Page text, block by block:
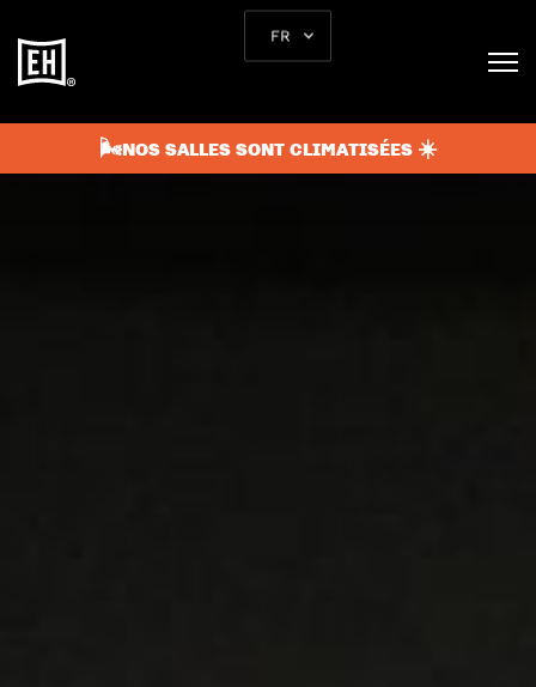
FR
🌬️NOS SALLES SONT CLIMATISÉES ☀️